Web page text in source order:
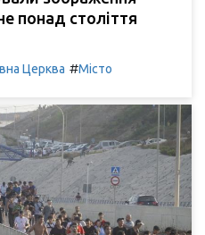
понад століття
Церква #Місто